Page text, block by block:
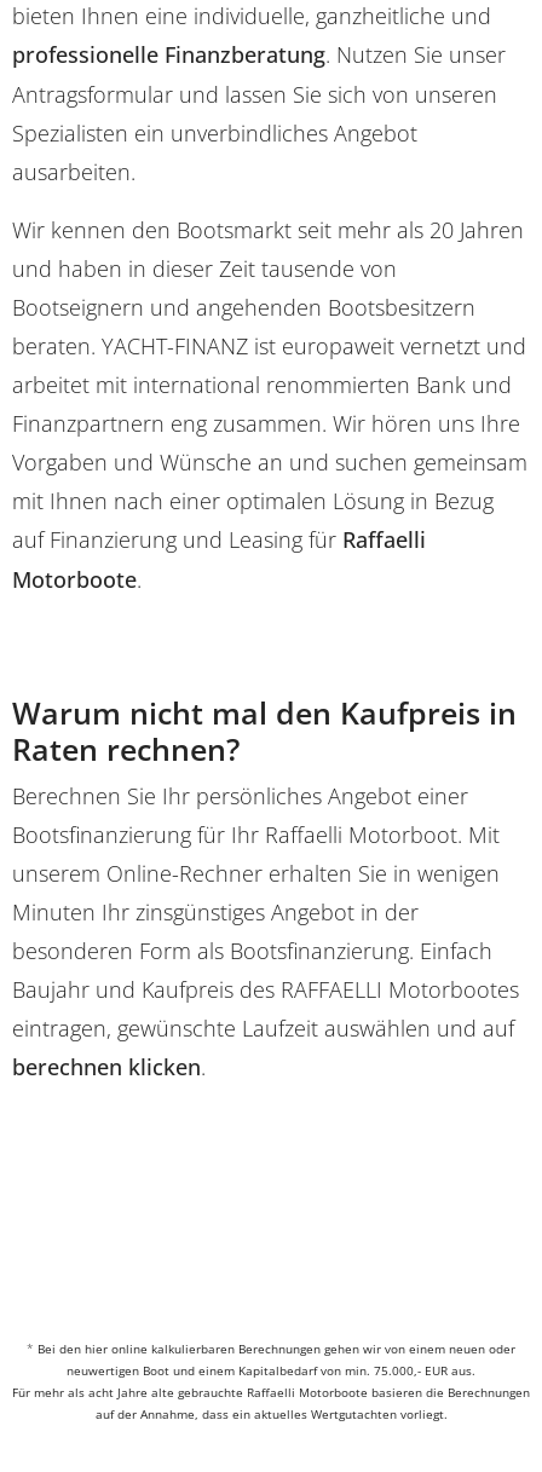
bieten Ihnen eine individuelle, ganzheitliche und
professionelle Finanzberatung. Nutzen Sie unser
Antragsformular und lassen Sie sich von unseren
Spezialisten ein unverbindliches Angebot
ausarbeiten.
Wir kennen den Bootsmarkt seit mehr als 20 Jahren
und haben in dieser Zeit tausende von
Bootseignern und angehenden Bootsbesitzern
beraten. YACHT-FINANZ ist europaweit vernetzt und
arbeitet mit international renommierten Bank und
Finanzpartnern eng zusammen. Wir hören uns Ihre
Vorgaben und Wünsche an und suchen gemeinsam
mit Ihnen nach einer optimalen Lösung in Bezug
auf Finanzierung und Leasing für Raffaelli
Motorboote.
Warum nicht mal den Kaufpreis in
Raten rechnen?
Berechnen Sie Ihr persönliches Angebot einer
Bootsfinanzierung für Ihr Raffaelli Motorboot. Mit
unserem Online-Rechner erhalten Sie in wenigen
Minuten Ihr zinsgünstiges Angebot in der
besonderen Form als Bootsfinanzierung. Einfach
Baujahr und Kaufpreis des RAFFAELLI Motorbootes
eintragen, gewünschte Laufzeit auswählen und auf
berechnen klicken.
* Bei den hier online kalkulierbaren Berechnungen gehen wir von einem neuen oder
neuwertigen Boot und einem Kapitalbedarf von min. 75.000,- EUR aus.
Für mehr als acht Jahre alte gebrauchte Raffaelli Motorboote basieren die Berechnungen
auf der Annahme, dass ein aktuelles Wertgutachten vorliegt.